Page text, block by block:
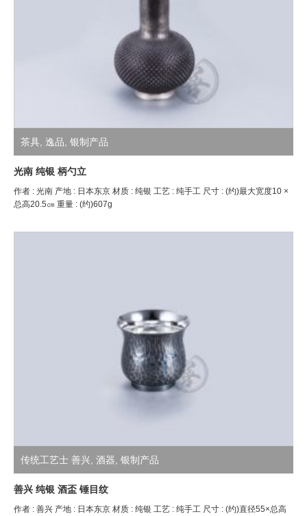
茶具 逸品 银制产品
光南 纯银 柄勺立
作者 : 光南 产地 : 日本东京 材质 : 纯银 工艺 : 纯手工 尺寸 : (约)最大宽度10 ×
总高20.5㎝ 重量 : (约)607g
传统工艺士 善兴 酒器 银制产品
善兴 纯银 酒盃 锤目纹
作者 : 善兴 产地 : 日本东京 材质 : 纯银 工艺 : 纯手工 尺寸 : (约)直径55×总高